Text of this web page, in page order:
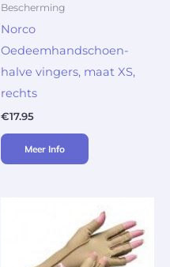
Bescherming
Norco
Oedeemhandschoen-
halve vingers, maat XS,
rechts
€17.95
Meer Info